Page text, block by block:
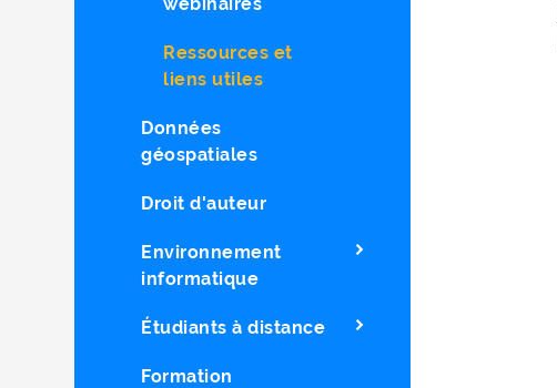
Ressources et
liens utiles
Données
géospatiales
Droit d'auteur
Environnement
informatique
Étudiants à distance
Formation